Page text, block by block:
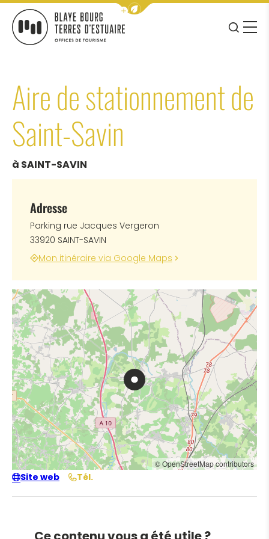
Afficher la barre de navigation
JE
MENU
Aire de stationnement de
Saint-Savin
à SAINT-SAVIN
Adresse
Parking rue Jacques Vergeron
33920 SAINT-SAVIN
Mon itinéraire via Google Maps
© OpenStreetMap contributors
Site web Tél.